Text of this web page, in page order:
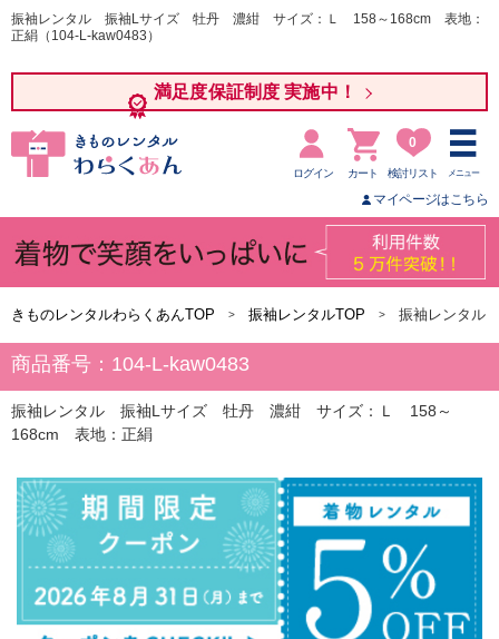
振袖レンタル 振袖Lサイズ 牡丹 濃紺 サイズ：Ｌ 158～168cm 表地：
正絹（104-L-kaw0483）
満足度保証制度 実施中！
ログイン カート
0
検討リスト メニュー
マイページはこちら
きものレンタルわらくあんTOP 振袖レンタルTOP 振袖レンタ
商品番号：104-L-kaw0483
振袖レンタル 振袖Lサイズ 牡丹 濃紺 サイズ：Ｌ 158～
168cm 表地：正絹